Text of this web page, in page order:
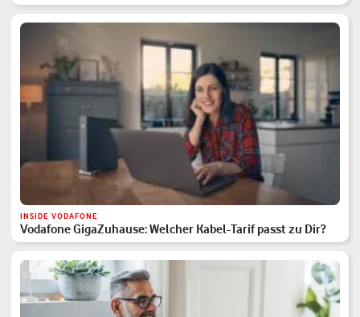
INSIDE VODAFONE
Vodafone GigaZuhause: Welcher Kabel-Tarif passt zu Dir?